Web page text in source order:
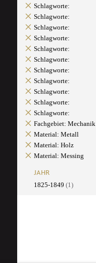
Schlagworte:
Schlagworte:
Schlagworte:
Schlagworte:
Schlagworte:
Schlagworte:
Schlagworte:
Schlagworte:
Schlagworte:
Schlagworte:
Schlagworte:
Fachgebiet: Mechanik
Material: Metall
Material: Holz
Material: Messing
JAHR
1825-1849 (1)